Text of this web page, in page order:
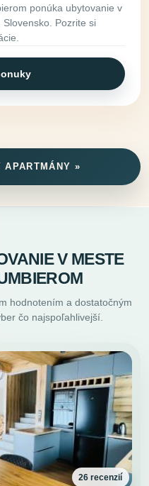
ponúka ubytovanie v
Pozrite si
APARTMÁNY »
V MESTE
hodnotením a dostatočným
čo najspoľahlivejší.
26 recenzií